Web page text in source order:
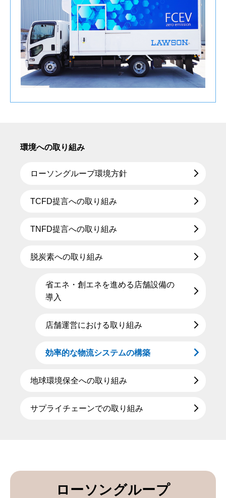
環境への取り組み
ローソングループ環境方針
TCFD提言への取り組み
TNFD提言への取り組み
脱炭素への取り組み
省エネ・創エネを進める店舗設備の
導入
店舗運営における取り組み
効率的な物流システムの構築
地球環境保全への取り組み
サプライチェーンでの取り組み
ローソングループ